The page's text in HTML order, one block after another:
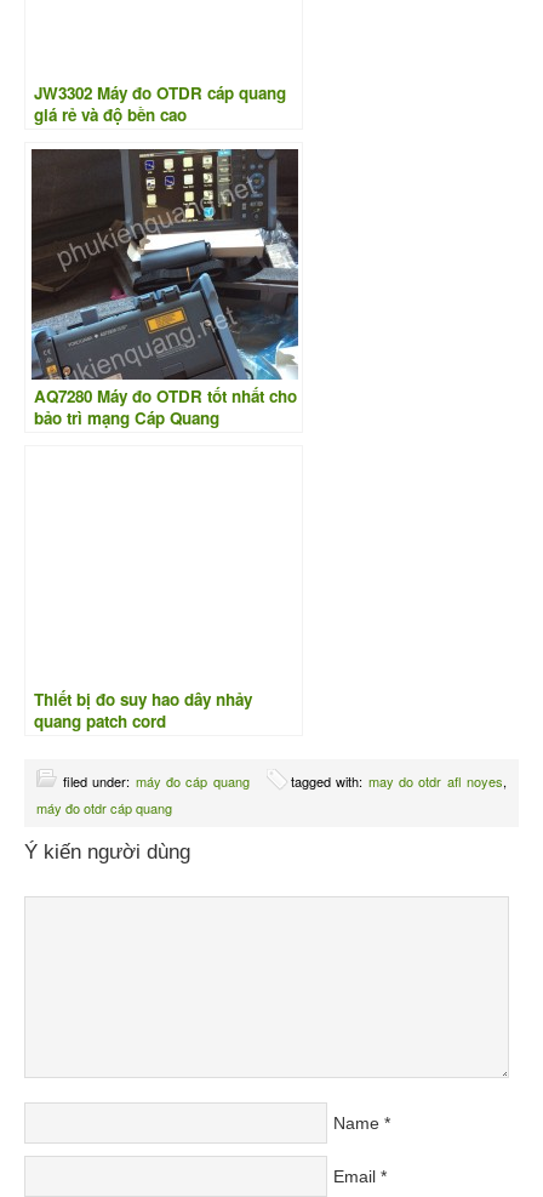
JW3302 Máy đo OTDR cáp quang
giá rẻ và độ bền cao
AQ7280 Máy đo OTDR tốt nhất cho
bảo trì mạng Cáp Quang
Thiết bị đo suy hao dây nhảy
quang patch cord
filed under: máy đo cáp quang tagged with: may do otdr afl noyes,
máy đo otdr cáp quang
Ý kiến người dùng
Name *
Email *